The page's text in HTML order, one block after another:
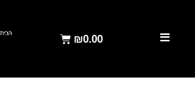
₪0.00